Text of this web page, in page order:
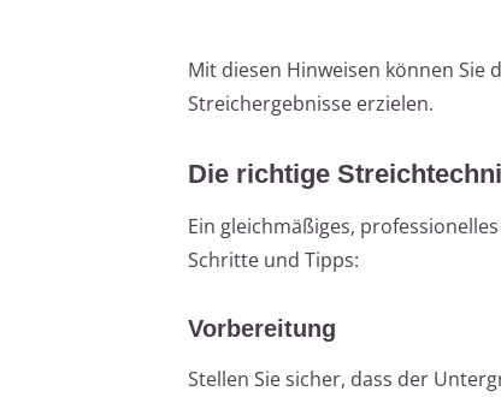
Mit diesen Hinweisen können Sie
Streichergebnisse erzielen.
Die richtige
Ein gleichmäßiges,
Schritte und Tipps:
Vorbereitung
Stellen Sie sicher, dass der